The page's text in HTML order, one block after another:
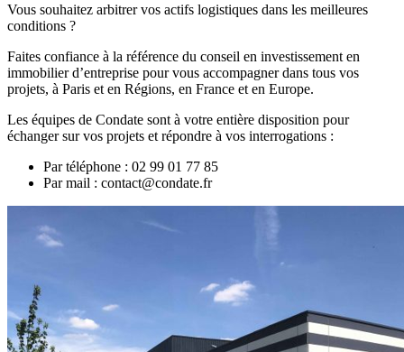
Vous souhaitez arbitrer vos actifs logistiques dans les meilleures
conditions ?
Faites confiance à la référence du conseil en investissement en
immobilier d’entreprise pour vous accompagner dans tous vos
projets, à Paris et en Régions, en France et en Europe.
Les équipes de Condate sont à votre entière disposition pour
échanger sur vos projets et répondre à vos interrogations :
Par téléphone : 02 99 01 77 85
Par mail : contact@condate.fr